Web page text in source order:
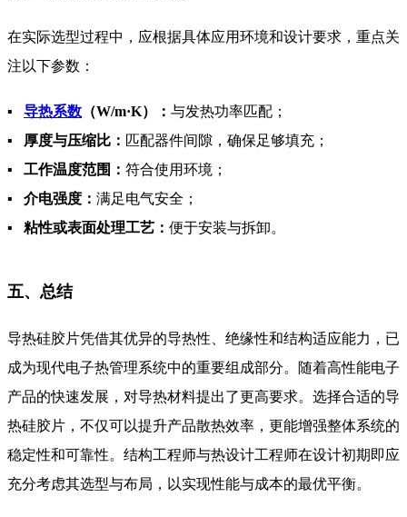
在实际选型过程中，应根据具体应用环境和设计要求，重点关
注以下参数：
▪ 导热系数 （W/m·K）： 与发热功率匹配；
▪ 厚度与压缩比： 匹配器件间隙，确保足够填充；
▪ 工作温度范围： 符合使用环境；
▪ 介电强度： 满足电气安全；
▪ 粘性或表面处理工艺： 便于安装与拆卸。
五、总结
导热硅胶片凭借其优异的导热性、绝缘性和结构适应能力，已
成为现代电子热管理系统中的重要组成部分。随着高性能电子
产品的快速发展，对导热材料提出了更高要求。选择合适的导
热硅胶片，不仅可以提升产品散热效率，更能增强整体系统的
稳定性和可靠性。结构工程师与热设计工程师在设计初期即应
充分考虑其选型与布局，以实现性能与成本的最优平衡。